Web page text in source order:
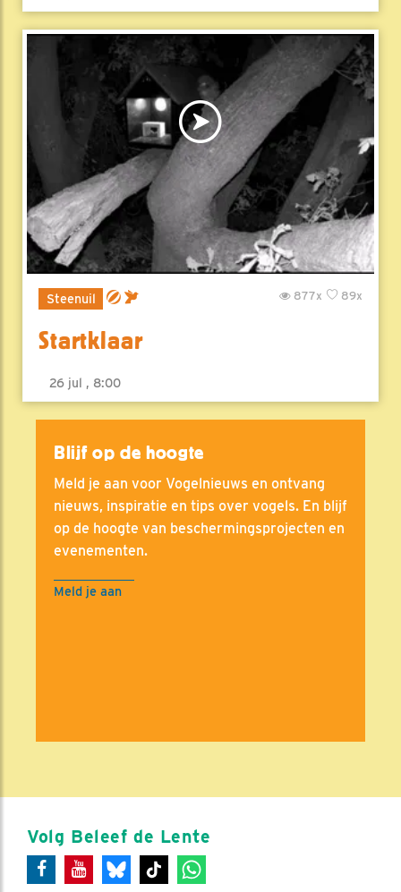
Steenuil 89x
877x
Startklaar
26 jul , 8:00
Blijf op de hoogte
Meld je aan voor Vogelnieuws en ontvang
nieuws, inspiratie en tips over vogels. En blijf
op de hoogte van beschermingsprojecten en
evenementen.
Meld je aan
Volg Beleef de Lente